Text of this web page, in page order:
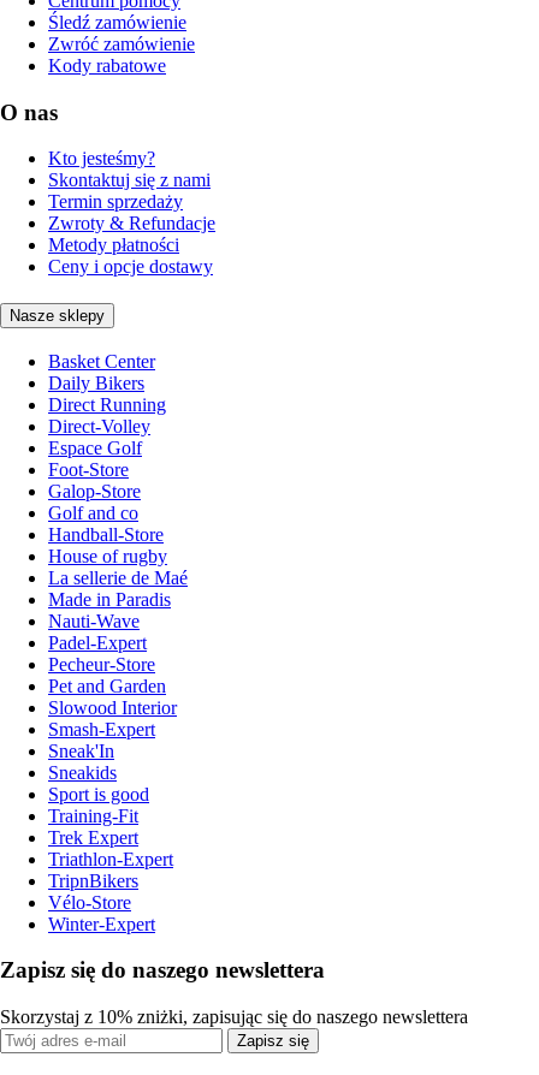
Śledź zamówienie
Zwróć zamówienie
Kody rabatowe
O nas
Kto jesteśmy?
Skontaktuj się z nami
Termin sprzedaży
Zwroty & Refundacje
Metody płatności
Ceny i opcje dostawy
Nasze sklepy
Basket Center
Daily Bikers
Direct Running
Direct-Volley
Espace Golf
Foot-Store
Galop-Store
Golf and co
Handball-Store
House of rugby
La sellerie de Maé
Made in Paradis
Nauti-Wave
Padel-Expert
Pecheur-Store
Pet and Garden
Slowood Interior
Smash-Expert
Sneak'In
Sneakids
Sport is good
Training-Fit
Trek Expert
Triathlon-Expert
TripnBikers
Vélo-Store
Winter-Expert
Zapisz się do naszego newslettera
Skorzystaj z 10% zniżki, zapisując się do naszego newslettera
Zapisz się